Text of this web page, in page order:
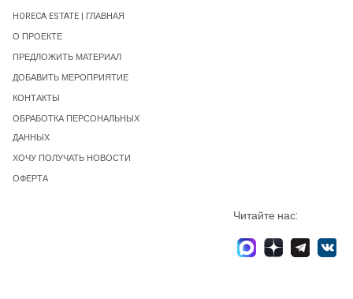
HORECA ESTATE | ГЛАВНАЯ
О ПРОЕКТЕ
ПРЕДЛОЖИТЬ МАТЕРИАЛ
ДОБАВИТЬ МЕРОПРИЯТИЕ
КОНТАКТЫ
ОБРАБОТКА ПЕРСОНАЛЬНЫХ
ДАННЫХ
ХОЧУ ПОЛУЧАТЬ НОВОСТИ
ОФЕРТА
Читайте нас: